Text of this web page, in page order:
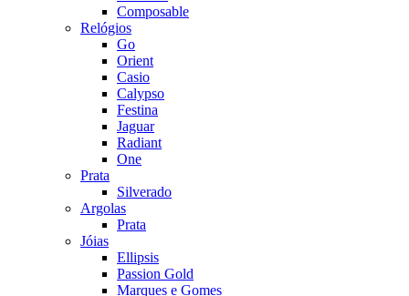
Composable
Relógios
Go
Orient
Casio
Calypso
Festina
Jaguar
Radiant
One
Prata
Silverado
Argolas
Prata
Jóias
Ellipsis
Passion Gold
Marques e Gomes